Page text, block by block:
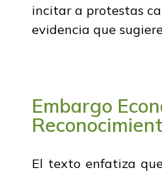
incitar a protestas
evidencia que
Embargo
El texto enfatiza